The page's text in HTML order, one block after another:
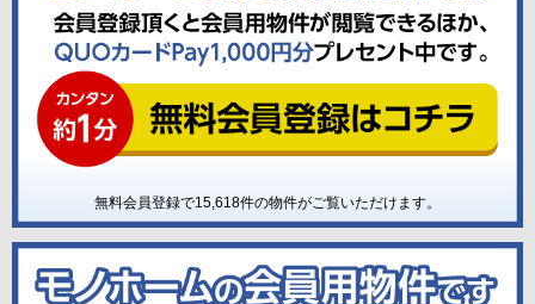
無料会員登録で15,618件の物件がご覧いただけます。